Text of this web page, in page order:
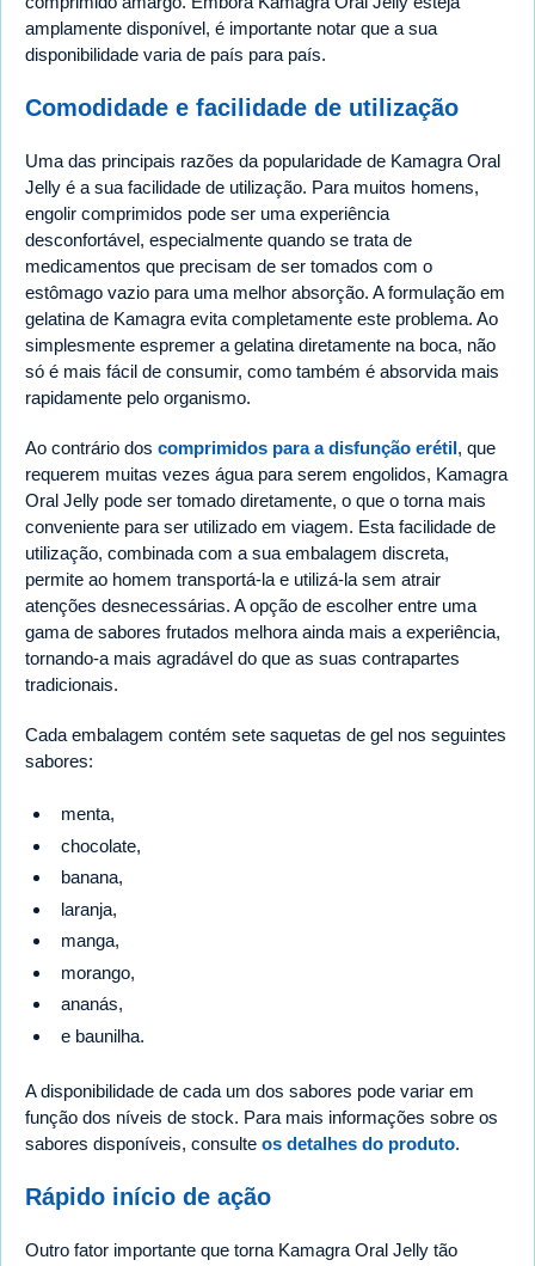
amplamente disponível, é importante notar que a sua
disponibilidade varia de país para país.
Comodidade e facilidade de utilização
Uma das principais razões da popularidade de Kamagra Oral
Jelly é a sua facilidade de utilização. Para muitos homens,
engolir comprimidos pode ser uma experiência
desconfortável, especialmente quando se trata de
medicamentos que precisam de ser tomados com o
estômago vazio para uma melhor absorção. A formulação em
gelatina de Kamagra evita completamente este problema. Ao
simplesmente espremer a gelatina diretamente na boca, não
só é mais fácil de consumir, como também é absorvida mais
rapidamente pelo organismo.
Ao contrário dos comprimidos para a disfunção erétil, que
requerem muitas vezes água para serem engolidos, Kamagra
Oral Jelly pode ser tomado diretamente, o que o torna mais
conveniente para ser utilizado em viagem. Esta facilidade de
utilização, combinada com a sua embalagem discreta,
permite ao homem transportá-la e utilizá-la sem atrair
atenções desnecessárias. A opção de escolher entre uma
gama de sabores frutados melhora ainda mais a experiência,
tornando-a mais agradável do que as suas contrapartes
tradicionais.
Cada embalagem contém sete saquetas de gel nos seguintes
sabores:
menta,
chocolate,
banana,
laranja,
manga,
morango,
ananás,
e baunilha.
A disponibilidade de cada um dos sabores pode variar em
função dos níveis de stock. Para mais informações sobre os
sabores disponíveis, consulte os detalhes do produto.
Rápido início de ação
Outro fator importante que torna Kamagra Oral Jelly tão